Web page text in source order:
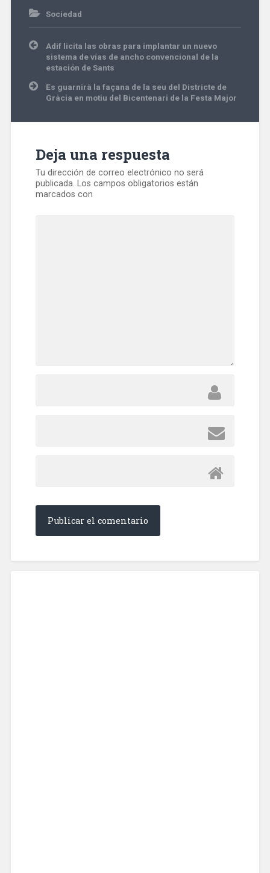
Sociedad
Navegación
de
entradas
Adif licita las obras para implantar un nuevo
sistema de vías de ancho convencional de la
estación de Sants
Es guarnirà la façana de la seu del Districte de
Gràcia en motiu del Bicentenari de la Festa Major
Deja una respuesta
Tu dirección de correo electrónico no será
publicada. Los campos obligatorios están
marcados con